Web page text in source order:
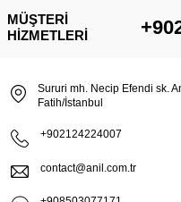
MÜŞTERI
HIZMETLERI
Sururi mh. Necip Efendi sk.
Fatih/İstanbul
+902124224007
contact@anil.com.tr